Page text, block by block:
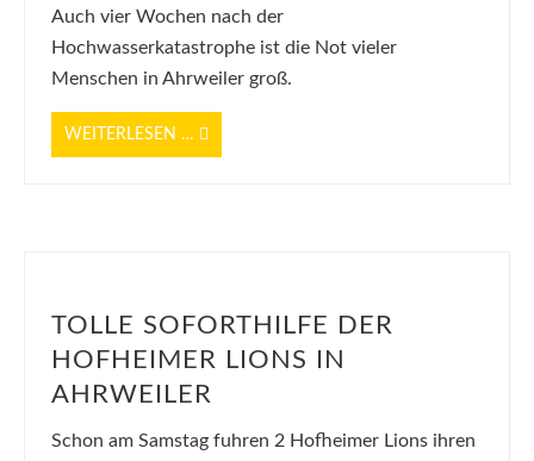
Auch vier Wochen nach der
Hochwasserkatastrophe ist die Not vieler
Menschen in Ahrweiler groß.
WEITERLESEN …
TOLLE SOFORTHILFE DER
HOFHEIMER LIONS IN
AHRWEILER
Schon am Samstag fuhren 2 Hofheimer Lions ihren